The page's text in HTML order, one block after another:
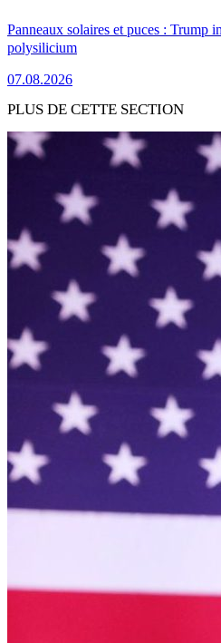
Panneaux solaires et puces : Trump
polysilicium
07.08.2026
PLUS DE CETTE SECTION